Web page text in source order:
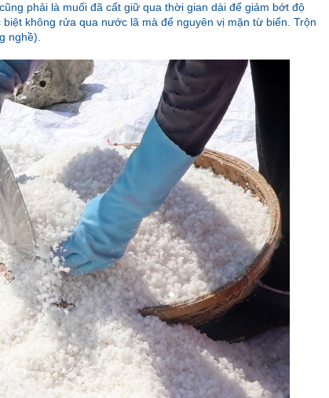
phải là muối đã cất giữ qua thời gian dài để giảm bớt độ
không rửa qua nước lã mà để nguyên vị mặn từ biển. Trộn
nghề).